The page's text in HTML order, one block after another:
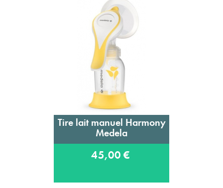
Tire lait manuel Harmony
Medela
45,00 €